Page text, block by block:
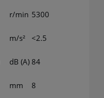
r/min 5300
m/s² <2.5
dB (A) 84
mm 8